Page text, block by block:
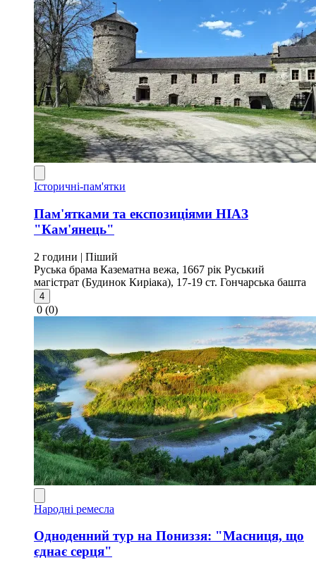
Історичні-пам'ятки
Пам'ятками та експозиціями НІАЗ
"Кам'янець"
2 години | Піший
Руська брама Казематна вежа, 1667 рік Руський
магістрат (Будинок Киріака), 17-19 ст. Гончарська башта
4
0 (0)
Народні ремесла
Одноденний тур на Пониззя: "Масниця, що
єднає серця"